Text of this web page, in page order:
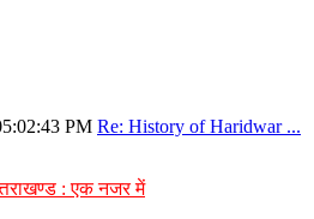
PM Re: History of Haridwar ...
: एक नजर में